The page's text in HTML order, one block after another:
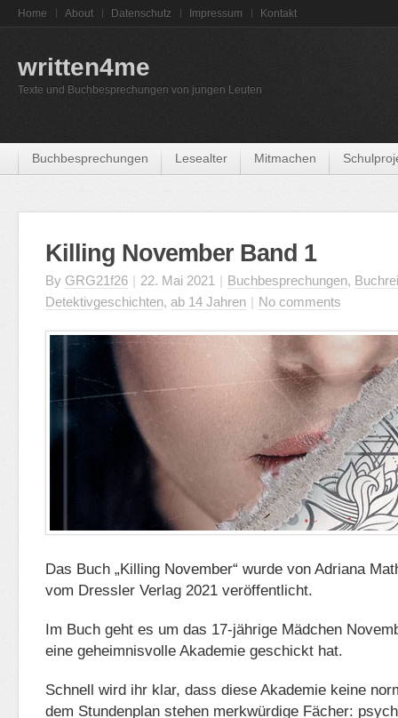
Home About Datenschutz Impressum Kontakt
written4me
Texte und Buchbesprechungen von jungen Leuten
Buchbesprechungen Lesealter Mitmachen
Killing November Band 1
By GRG21f26 | 22. Mai 2021 | Buchbesprechungen,
Detektivgeschichten, ab 14 Jahren | No comments
Das Buch „Killing November“ wurde von Adriana
vom Dressler Verlag 2021 veröffentlicht.
Im Buch geht es um das 17-jährige Mädchen
eine geheimnisvolle Akademie geschickt hat.
Schnell wird ihr klar, dass diese Akademie keine
dem Stundenplan stehen merkwürdige Fächer: